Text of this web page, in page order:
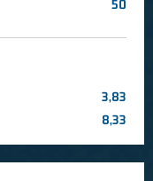
50
3,83
8,33